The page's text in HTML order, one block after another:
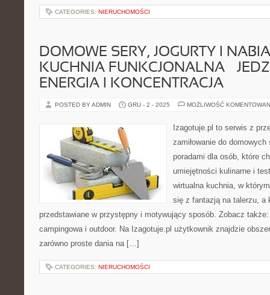
CATEGORIES: NIERUCHOMOŚCI
DOMOWE SERY, JOGURTY I
KUCHNIA FUNKCJONALNA –
ENERGIA I KONCENTRACJA
POSTED BY ADMIN GRU - 2 - 2025 MOŻLIWOŚĆ
Izagotuje.pl to serwis z
zamiłowanie do
poradami dla osób, które
umiejętności kulinarne i
wirtualna kuchnia, w
się z fantazją na talerzu, a
przedstawiane w przystępny i motywujący sposób. Zobacz
campingowa i outdoor. Na Izagotuje.pl użytkownik znajdzie
zarówno proste dania na […]
CATEGORIES: NIERUCHOMOŚCI